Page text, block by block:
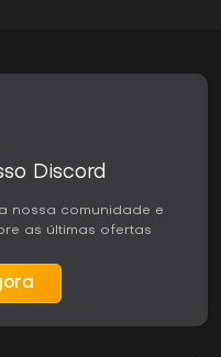
Discord
nossa comunidade e
as últimas ofertas